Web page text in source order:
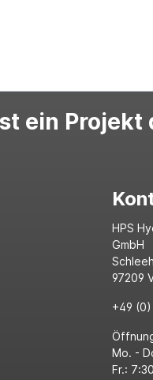
ein
HPS
GmbH
97209
+49
Mo. -
Fr.: